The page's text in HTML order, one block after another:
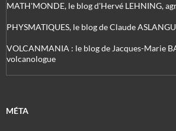
MATH'MONDE, le blog d'Hervé LEHNING,
PHYSMATIQUES, le blog de Claude
VOLCANMANIA : le blog de Jacques-Marie
volcanologue
MÉTA